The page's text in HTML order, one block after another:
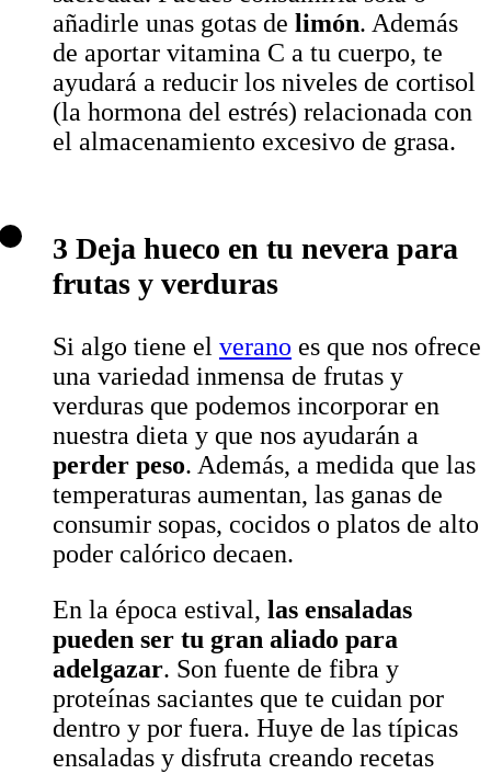
añadirle unas gotas de limón. Además
de aportar vitamina C a tu cuerpo, te
ayudará a reducir los niveles de cortisol
(la hormona del estrés) relacionada con
el almacenamiento excesivo de grasa.
3 Deja hueco en tu nevera para
frutas y verduras
Si algo tiene el verano es que nos ofrece
una variedad inmensa de frutas y
verduras que podemos incorporar en
nuestra dieta y que nos ayudarán a
perder peso. Además, a medida que las
temperaturas aumentan, las ganas de
consumir sopas, cocidos o platos de alto
poder calórico decaen.
En la época estival, las ensaladas
pueden ser tu gran aliado para
adelgazar. Son fuente de fibra y
proteínas saciantes que te cuidan por
dentro y por fuera. Huye de las típicas
ensaladas y disfruta creando recetas